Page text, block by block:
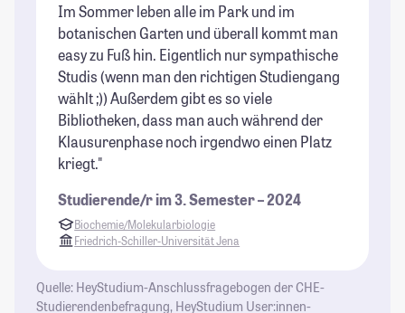
Im Sommer leben alle im Park und im
botanischen Garten und überall kommt man
easy zu Fuß hin. Eigentlich nur sympathische
Studis (wenn man den richtigen Studiengang
wählt ;)) Außerdem gibt es so viele
Bibliotheken, dass man auch während der
Klausurenphase noch irgendwo einen Platz
kriegt."
Studierende/r im 3. Semester – 2024
Biochemie/Molekularbiologie
Friedrich-Schiller-Universität Jena
Quelle: HeyStudium-Anschlussfragebogen der CHE-
Studierendenbefragung, HeyStudium User:innen-